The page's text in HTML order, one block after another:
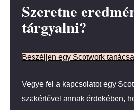
Szeretne
tárgyalni?
Beszéljen egy Scotwork
Vegye fel a kapcsolatot egy
szakértővel annak érdekében,